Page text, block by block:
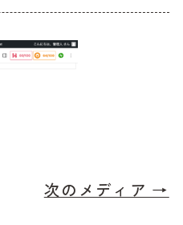
次のメディア →